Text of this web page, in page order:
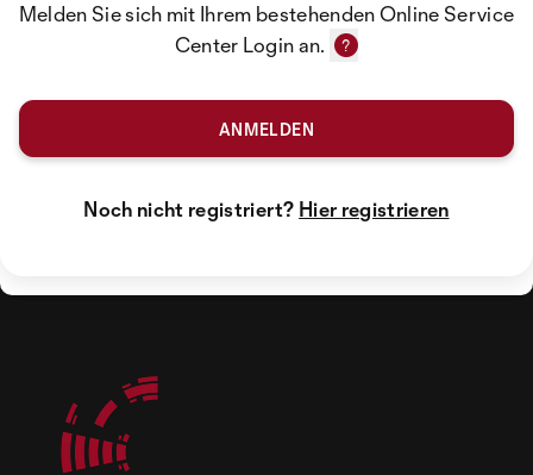
Melden Sie sich mit Ihrem bestehenden Online Service
Center Login an.
ANMELDEN
Noch nicht registriert? Hier registrieren